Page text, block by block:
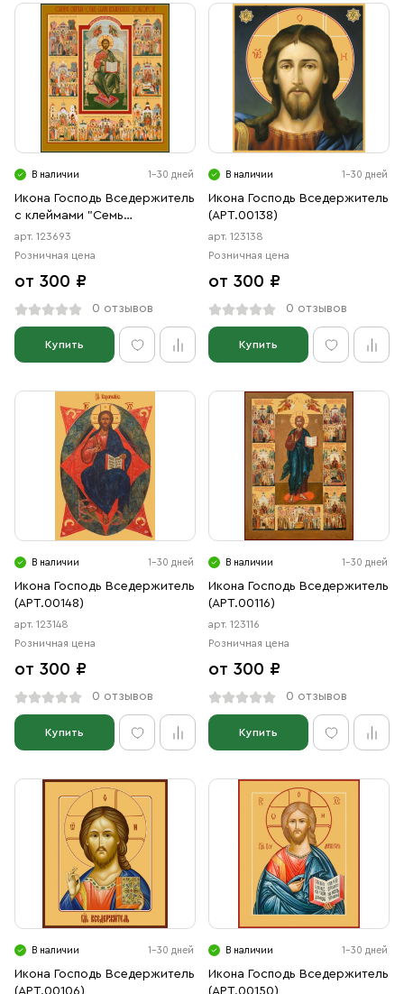
В наличии 1-30 дней
Икона Господь Вседержитель
с клеймами "Семь
Вселенских соборов"
(АРТ.00693)
арт. 123693
Розничная цена
от 300 ₽
0 отзывов
Купить
В наличии 1-30 дней
Икона Господь Вседержитель
(АРТ.00138)
арт. 123138
Розничная цена
от 300 ₽
0 отзывов
Купить
В наличии 1-30 дней
Икона Господь Вседержитель
(АРТ.00148)
арт. 123148
Розничная цена
от 300 ₽
0 отзывов
Купить
В наличии 1-30 дней
Икона Господь Вседержитель
(АРТ.00116)
арт. 123116
Розничная цена
от 300 ₽
0 отзывов
Купить
В наличии 1-30 дней
Икона Господь Вседержитель
(АРТ.00106)
В наличии 1-30 дней
Икона Господь Вседержитель
(АРТ.00150)